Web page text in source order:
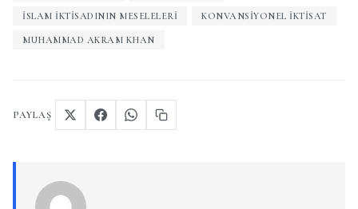
ISLAM IKTISADININ MESELELERI KONVANSIYONEL IKTISAT
MUHAMMAD AKRAM KHAN
PAYLAŞ